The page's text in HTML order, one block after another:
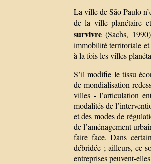
La ville de São Paulo
de la ville planétaire
survivre(Sachs,
immobilité territoriale
à la fois les villes
S’il modifie le tissu
de mondialisation
villes - l’articulation
modalités de
et des modes de
de l’aménagement
faire face. Dans
débridée ; ailleurs, ce
entreprises peuvent-